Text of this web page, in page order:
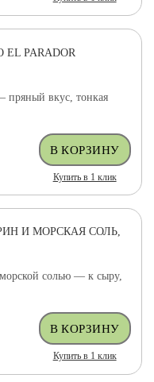
PARADOR
пряный вкус, тонкая
Купить в 1 клик
И МОРСКАЯ СОЛЬ,
солью — к сыру,
Купить в 1 клик